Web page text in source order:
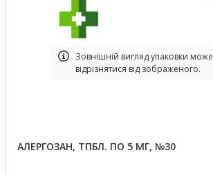
Зовнішній вигляд упаковки може
відрізнятися від зображеного.
АЛЕРГОЗАН, ТПБЛ. ПО 5 МГ, №30